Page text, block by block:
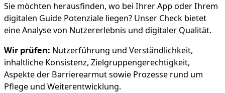
Sie möchten herausfinden, wo bei Ihrer App oder Ihrem
digitalen Guide Potenziale liegen? Unser Check bietet
eine Analyse von Nutzererlebnis und digitaler Qualität.
Wir prüfen: Nutzerführung und Verständlichkeit,
inhaltliche Konsistenz, Zielgruppengerechtigkeit,
Aspekte der Barrierearmut sowie Prozesse rund um
Pflege und Weiterentwicklung.